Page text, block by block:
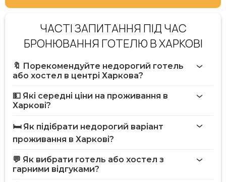
ЧАСТІ ЗАПИТАННЯ ПІД ЧАС
БРОНЮВАННЯ ГОТЕЛЮ В ХАРКОВІ
🔖 Порекомендуйте недорогий готель
або хостел в центрі Харкова?
💵 Які середні ціни на проживання в
Харкові?
🛏️ Як підібрати недорогий варіант
проживання в Харкові?
💬 Як вибрати готель або хостел з
гарними відгуками?